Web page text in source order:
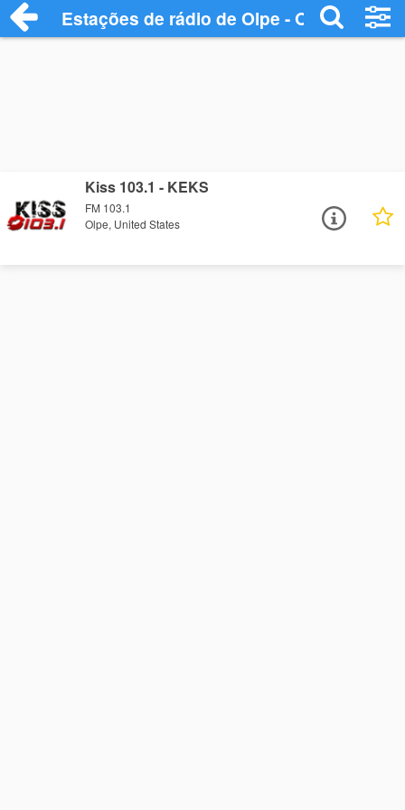
Estações de rádio de Olpe - Ouça Online
Kiss 103.1 - KEKS
FM 103.1
Olpe, United States